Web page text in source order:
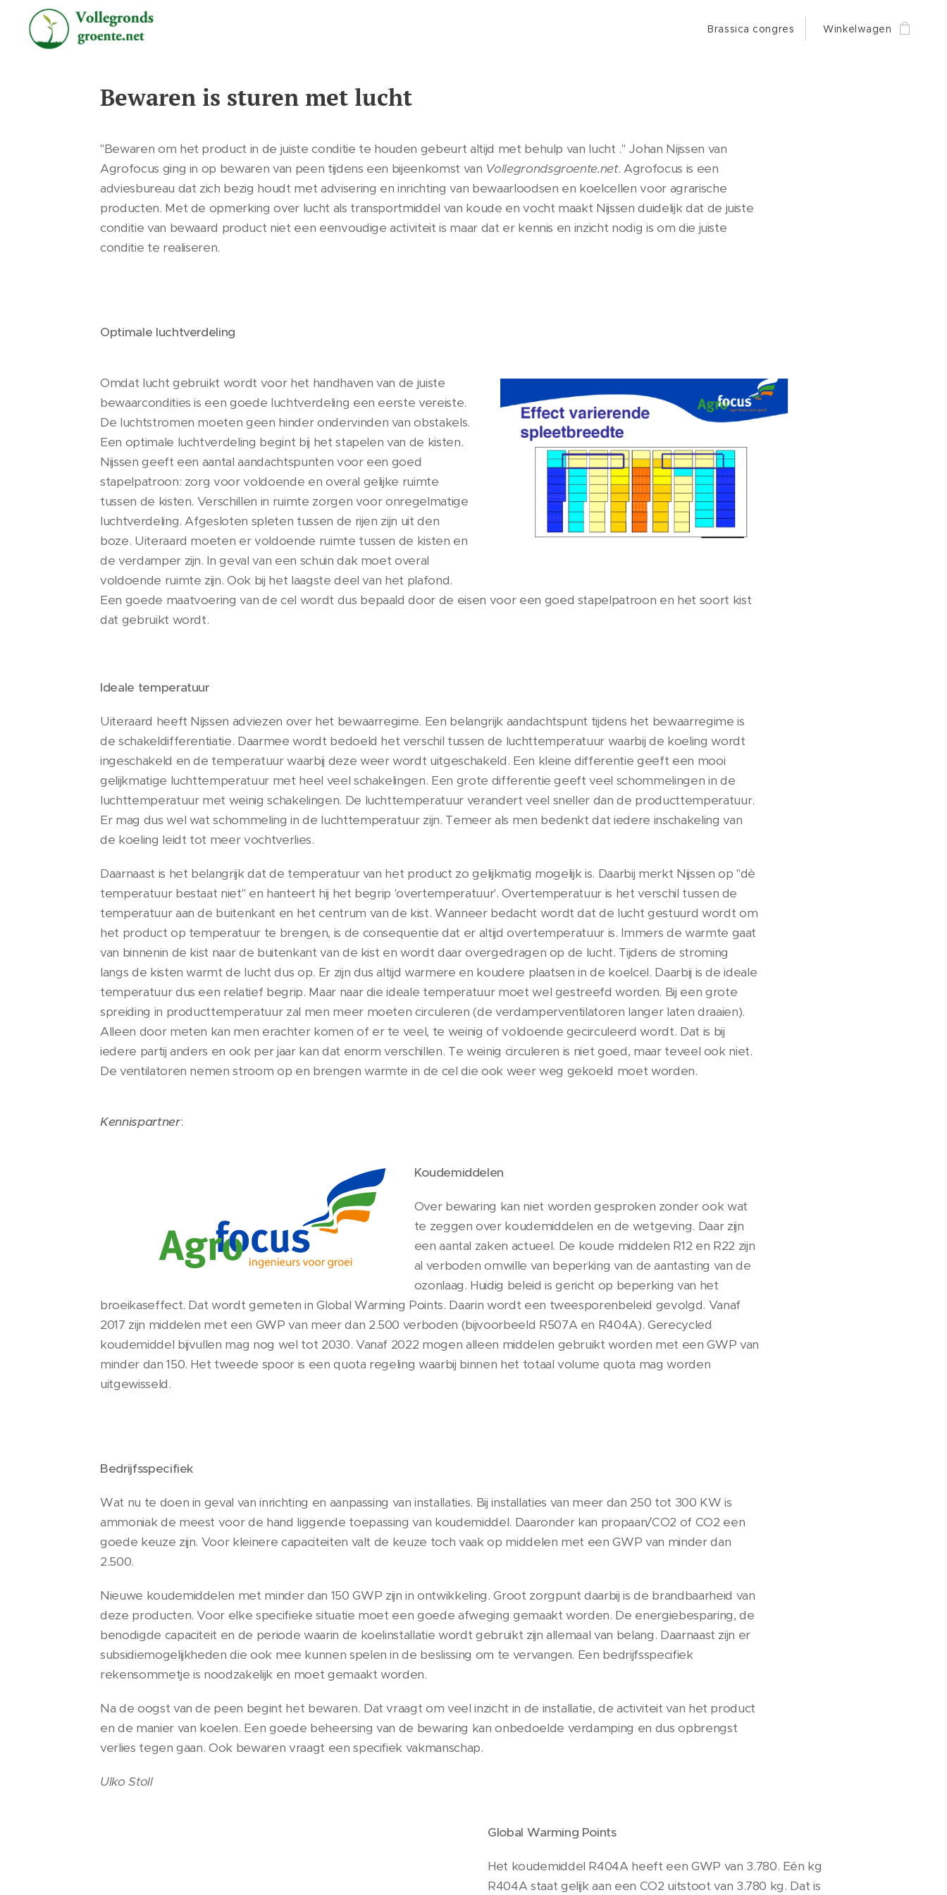
Brassica congres Winkelwagen
Bewaren is sturen met lucht
"Bewaren om het product in de juiste conditie te houden gebeurt altijd met behulp van lucht ." Johan Nijssen van
Agrofocus ging in op bewaren van peen tijdens een bijeenkomst van Vollegrondsgroente.net. Agrofocus is een
adviesbureau dat zich bezig houdt met advisering en inrichting van bewaarloodsen en koelcellen voor agrarische
producten. Met de opmerking over lucht als transportmiddel van koude en vocht maakt Nijssen duidelijk dat de juiste
conditie van bewaard product niet een eenvoudige activiteit is maar dat er kennis en inzicht nodig is om die juiste
conditie te realiseren.
Optimale luchtverdeling
Omdat lucht gebruikt wordt voor het handhaven van de juiste
bewaarcondities is een goede luchtverdeling een eerste vereiste.
De luchtstromen moeten geen hinder ondervinden van obstakels.
Een optimale luchtverdeling begint bij het stapelen van de kisten.
Nijssen geeft een aantal aandachtspunten voor een goed
stapelpatroon: zorg voor voldoende en overal gelijke ruimte
tussen de kisten. Verschillen in ruimte zorgen voor onregelmatige
luchtverdeling. Afgesloten spleten tussen de rijen zijn uit den
boze. Uiteraard moeten er voldoende ruimte tussen de kisten en
de verdamper zijn. In geval van een schuin dak moet overal
voldoende ruimte zijn. Ook bij het laagste deel van het plafond.
Een goede maatvoering van de cel wordt dus bepaald door de eisen voor een goed stapelpatroon en het soort kist
dat gebruikt wordt.
Ideale temperatuur
Uiteraard heeft Nijssen adviezen over het bewaarregime. Een belangrijk aandachtspunt tijdens het bewaarregime is
de schakeldifferentiatie. Daarmee wordt bedoeld het verschil tussen de luchttemperatuur waarbij de koeling wordt
ingeschakeld en de temperatuur waarbij deze weer wordt uitgeschakeld. Een kleine differentie geeft een mooi
gelijkmatige luchttemperatuur met heel veel schakelingen. Een grote differentie geeft veel schommelingen in de
luchttemperatuur met weinig schakelingen. De luchttemperatuur verandert veel sneller dan de producttemperatuur.
Er mag dus wel wat schommeling in de luchttemperatuur zijn. Temeer als men bedenkt dat iedere inschakeling van
de koeling leidt tot meer vochtverlies.
Daarnaast is het belangrijk dat de temperatuur van het product zo gelijkmatig mogelijk is. Daarbij merkt Nijssen op "dè
temperatuur bestaat niet" en hanteert hij het begrip 'overtemperatuur'. Overtemperatuur is het verschil tussen de
temperatuur aan de buitenkant en het centrum van de kist. Wanneer bedacht wordt dat de lucht gestuurd wordt om
het product op temperatuur te brengen, is de consequentie dat er altijd overtemperatuur is. Immers de warmte gaat
van binnenin de kist naar de buitenkant van de kist en wordt daar overgedragen op de lucht. Tijdens de stroming
langs de kisten warmt de lucht dus op. Er zijn dus altijd warmere en koudere plaatsen in de koelcel. Daarbij is de ideale
temperatuur dus een relatief begrip. Maar naar die ideale temperatuur moet wel gestreefd worden. Bij een grote
spreiding in producttemperatuur zal men meer moeten circuleren (de verdamperventilatoren langer laten draaien).
Alleen door meten kan men erachter komen of er te veel, te weinig of voldoende gecirculeerd wordt. Dat is bij
iedere partij anders en ook per jaar kan dat enorm verschillen. Te weinig circuleren is niet goed, maar teveel ook niet.
De ventilatoren nemen stroom op en brengen warmte in de cel die ook weer weg gekoeld moet worden.
Kennispartner:
Koudemiddelen
Over bewaring kan niet worden gesproken zonder ook wat
te zeggen over koudemiddelen en de wetgeving. Daar zijn
een aantal zaken actueel. De koude middelen R12 en R22 zijn
al verboden omwille van beperking van de aantasting van de
ozonlaag. Huidig beleid is gericht op beperking van het
broeikaseffect. Dat wordt gemeten in Global Warming Points. Daarin wordt een tweesporenbeleid gevolgd. Vanaf
2017 zijn middelen met een GWP van meer dan 2.500 verboden (bijvoorbeeld R507A en R404A). Gerecycled
koudemiddel bijvullen mag nog wel tot 2030. Vanaf 2022 mogen alleen middelen gebruikt worden met een GWP van
minder dan 150. Het tweede spoor is een quota regeling waarbij binnen het totaal volume quota mag worden
uitgewisseld.
Bedrijfsspecifiek
Wat nu te doen in geval van inrichting en aanpassing van installaties. Bij installaties van meer dan 250 tot 300 KW is
ammoniak de meest voor de hand liggende toepassing van koudemiddel. Daaronder kan propaan/CO2 of CO2 een
goede keuze zijn. Voor kleinere capaciteiten valt de keuze toch vaak op middelen met een GWP van minder dan
2.500.
Nieuwe koudemiddelen met minder dan 150 GWP zijn in ontwikkeling. Groot zorgpunt daarbij is de brandbaarheid van
deze producten. Voor elke specifieke situatie moet een goede afweging gemaakt worden. De energiebesparing, de
benodigde capaciteit en de periode waarin de koelinstallatie wordt gebruikt zijn allemaal van belang. Daarnaast zijn er
subsidiemogelijkheden die ook mee kunnen spelen in de beslissing om te vervangen. Een bedrijfsspecifiek
rekensommetje is noodzakelijk en moet gemaakt worden.
Na de oogst van de peen begint het bewaren. Dat vraagt om veel inzicht in de installatie, de activiteit van het product
en de manier van koelen. Een goede beheersing van de bewaring kan onbedoelde verdamping en dus opbrengst
verlies tegen gaan. Ook bewaren vraagt een specifiek vakmanschap.
Ulko Stoll
Global Warming Points
Het koudemiddel R404A heeft een GWP van 3.780. Eén kg
R404A staat gelijk aan een CO2 uitstoot van 3.780 kg. Dat is